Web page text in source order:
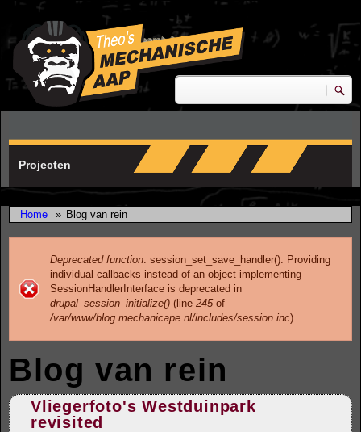
Skip to main content
research & development
Zoeken
Projecten
Home » Blog van rein
Error message
Deprecated function: session_set_save_handler(): Providing
individual callbacks instead of an object implementing
SessionHandlerInterface is deprecated in
drupal_session_initialize() (line 245of
/var/www/blog.mechanicape.nl/includes/session.inc).
Blog van rein
Vliegerfoto's Westduinpark
revisited